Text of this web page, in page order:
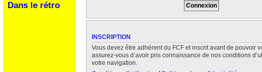
Dans le rétro
INSCRIPTION
Vous devez être adhérent du FCF et inscrit avant de pouvoir
assurez-vous d’avoir pris connaissance de nos conditions
votre navigation.